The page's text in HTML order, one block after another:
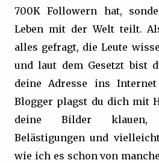
700K Followern hat,
Leben mit der Welt teilt.
alles gefragt, die Leute
und laut dem Gesetzt bist
deine Adresse ins
Blogger plagst du dich mit
deine Bilder klauen,
Belästigungen und
wie ich es schon von